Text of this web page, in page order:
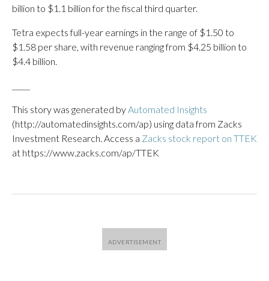
billion to $1.1 billion for the fiscal third quarter.
Tetra expects full-year earnings in the range of $1.50 to
$1.58 per share, with revenue ranging from $4.25 billion to
$4.4 billion.
This story was generated byAutomated Insights
(http://automatedinsights.com/ap) using data from Zacks
Investment Research. Access a Zacks stock report on TTEK
at https://www.zacks.com/ap/TTEK